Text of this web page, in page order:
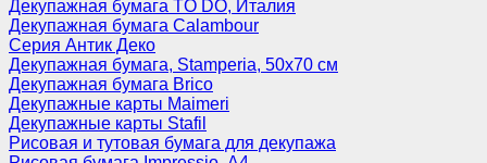
Декупажная бумага TO DO, Италия
Декупажная бумага Calambour
Серия Антик Деко
Декупажная бумага, Stamperia, 50х70 см
Декупажная бумага Brico
Декупажные карты Maimeri
Декупажные карты Stafil
Рисовая и тутовая бумага для декупажа